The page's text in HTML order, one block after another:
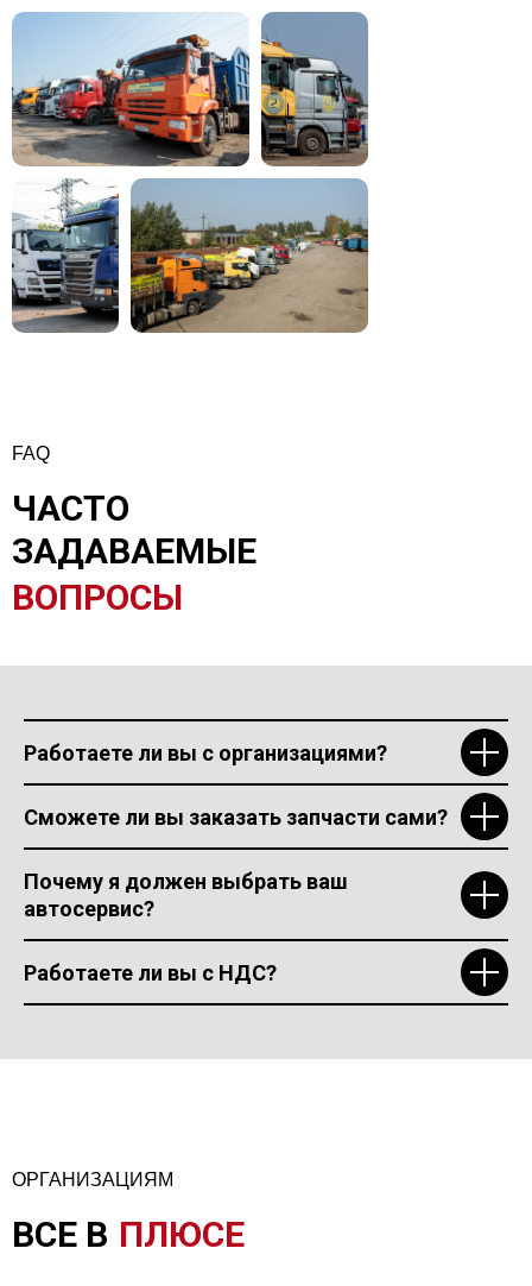
FAQ
ВОПРОСЫ
ЧАСТО
ЗАДАВАЕМЫЕ
Работаете ли вы с организациями?
Сможете ли вы заказать запчасти сами?
Почему я должен выбрать ваш
автосервис?
Работаете ли вы с НДС?
ОРГАНИЗАЦИЯМ
ПЛЮСЕ
ВСЕ В